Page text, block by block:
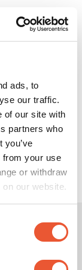
ads, to
our traffic.
of our site with
partners who
you’ve
from your use
or withdraw
on our website.